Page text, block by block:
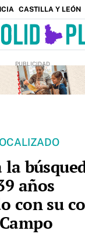
CASTILLA Y LEÓN
la
años
con su